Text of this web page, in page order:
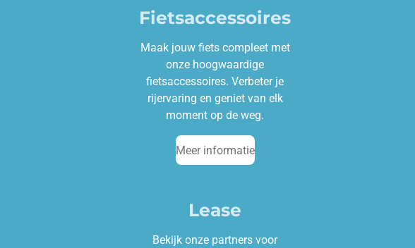
Fietsaccessoires
Maak jouw fiets compleet met
onze hoogwaardige
fietsaccessoires. Verbeter je
rijervaring en geniet van elk
moment op de weg.
Meer informatie
Lease
Bekijk onze partners voor